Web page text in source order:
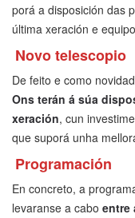
porá a disposición das
última xeración e
Novo telescopio
De feito e como
Ons terán á súa
xeración, cun
que suporá unha
Programación
En concreto, a
levaranse a cabo entre